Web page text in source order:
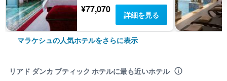
¥77,070 詳細を見る
マラケシュの人気ホテルをさらに表示
リアド ダンカ ブティック ホテルに最も近いホテル